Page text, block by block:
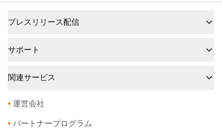
プレスリリース配信
サポート
関連サービス
• 運営会社
• パートナープログラム